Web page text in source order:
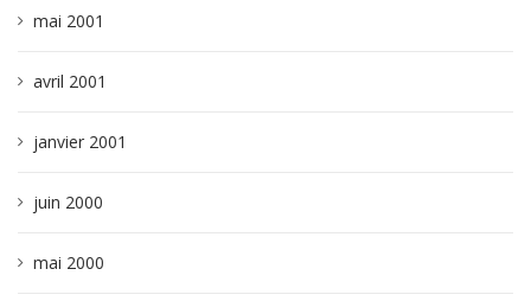
mai 2001
avril 2001
janvier 2001
juin 2000
mai 2000